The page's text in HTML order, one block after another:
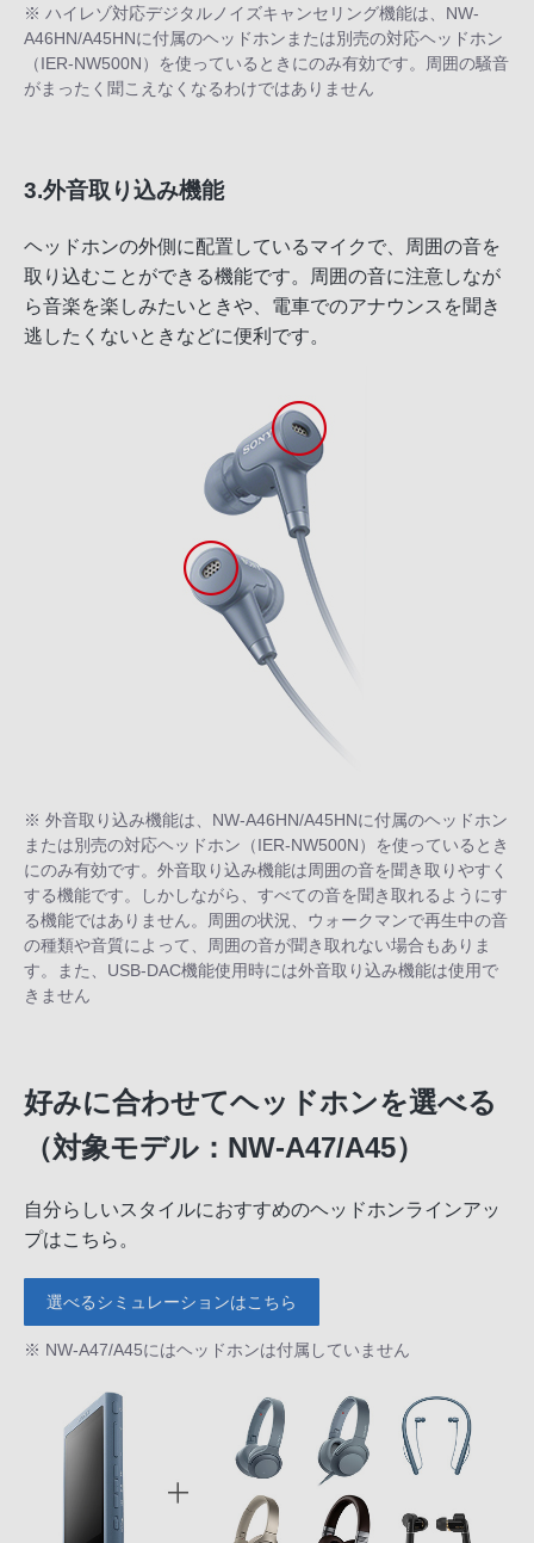
※ ハイレゾ対応デジタルノイズキャンセリング機能は、NW-
A46HN/A45HNに付属のヘッドホンまたは別売の対応ヘッドホン
（IER-NW500N）を使っているときにのみ有効です。周囲の騒音
がまったく聞こえなくなるわけではありません
3.外音取り込み機能
ヘッドホンの外側に配置しているマイクで、周囲の音を
取り込むことができる機能です。周囲の音に注意しなが
ら音楽を楽しみたいときや、電車でのアナウンスを聞き
逃したくないときなどに便利です。
※ 外音取り込み機能は、NW-A46HN/A45HNに付属のヘッドホン
または別売の対応ヘッドホン（IER-NW500N）を使っているとき
にのみ有効です。外音取り込み機能は周囲の音を聞き取りやすく
する機能です。しかしながら、すべての音を聞き取れるようにす
る機能ではありません。周囲の状況、ウォークマンで再生中の音
の種類や音質によって、周囲の音が聞き取れない場合もありま
す。また、USB-DAC機能使用時には外音取り込み機能は使用で
きません
好みに合わせてヘッドホンを選べる
（対象モデル：NW-A47/A45）
自分らしいスタイルにおすすめのヘッドホンラインアッ
プはこちら。
選べるシミュレーションはこちら
※ NW-A47/A45にはヘッドホンは付属していません